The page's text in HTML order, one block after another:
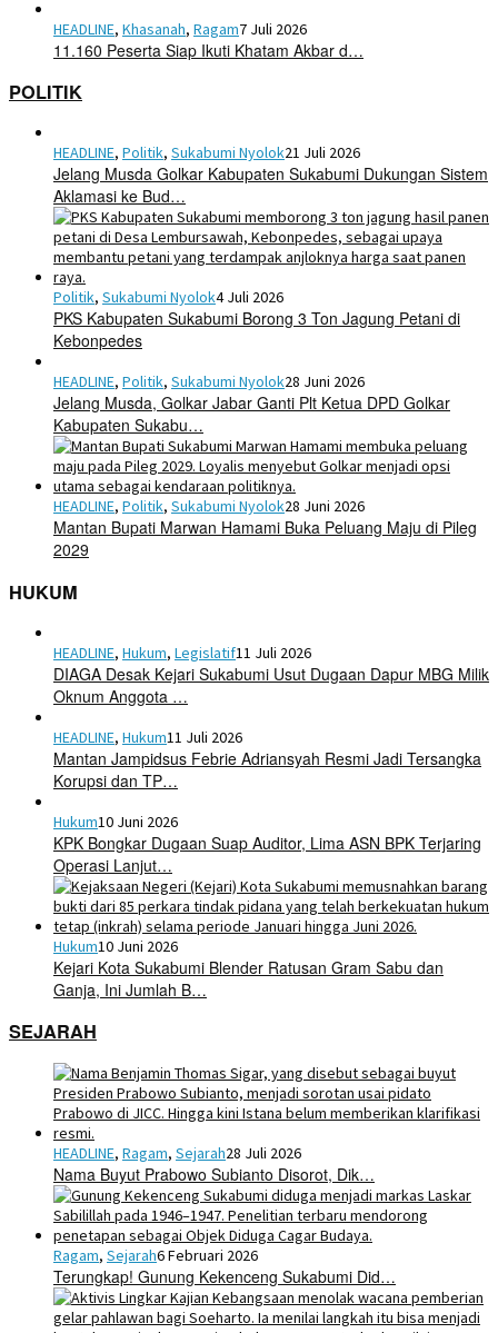
HEADLINE, Khasanah, Ragam7 Juli 2026
11.160 Peserta Siap Ikuti Khatam Akbar d…
POLITIK
HEADLINE, Politik, Sukabumi Nyolok21 Juli 2026
Jelang Musda Golkar Kabupaten Sukabumi Dukungan Sistem
Aklamasi ke Bud…
Politik, Sukabumi Nyolok4 Juli 2026
PKS Kabupaten Sukabumi Borong 3 Ton Jagung Petani di
Kebonpedes
HEADLINE, Politik, Sukabumi Nyolok28 Juni 2026
Jelang Musda, Golkar Jabar Ganti Plt Ketua DPD Golkar
Kabupaten Sukabu…
HEADLINE, Politik, Sukabumi Nyolok28 Juni 2026
Mantan Bupati Marwan Hamami Buka Peluang Maju di Pileg
2029
HUKUM
HEADLINE, Hukum, Legislatif11 Juli 2026
DIAGA Desak Kejari Sukabumi Usut Dugaan Dapur MBG Milik
Oknum Anggota …
HEADLINE, Hukum11 Juli 2026
Mantan Jampidsus Febrie Adriansyah Resmi Jadi Tersangka
Korupsi dan TP…
Hukum10 Juni 2026
KPK Bongkar Dugaan Suap Auditor, Lima ASN BPK Terjaring
Operasi Lanjut…
Hukum10 Juni 2026
Kejari Kota Sukabumi Blender Ratusan Gram Sabu dan
Ganja, Ini Jumlah B…
SEJARAH
HEADLINE, Ragam, Sejarah28 Juli 2026
Nama Buyut Prabowo Subianto Disorot, Dik…
Ragam, Sejarah6 Februari 2026
Terungkap! Gunung Kekenceng Sukabumi Did…